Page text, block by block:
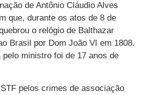
de Antônio Cláudio Alves
que, durante os atos de 8 de
o relógio de Balthazar
Brasil por Dom João VI em 1808.
pelo ministro foi de 17 anos de
pelos crimes de associação